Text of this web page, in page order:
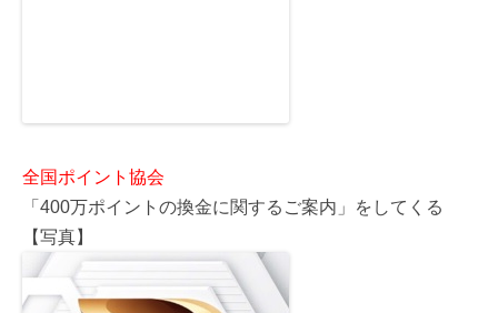
全国ポイント協会
「400万ポイントの換金に関するご案内」をしてくる
【写真】